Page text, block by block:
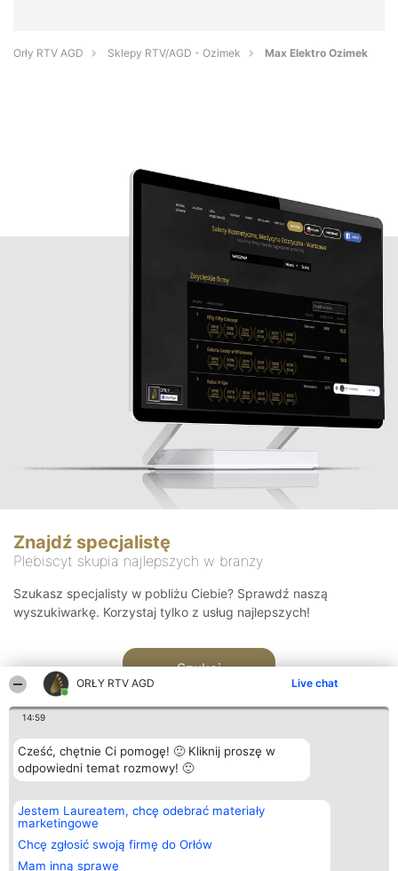
ORŁY RTV AGD Live chat
14:59
Cześć, chętnie Ci pomogę! 🙂 Kliknij proszę w
odpowiedni temat rozmowy! 🙂
Jestem Laureatem, chcę odebrać materiały
marketingowe
Chcę zgłosić swoją firmę do Orłów
Mam inną sprawę
Orły RTV AGD Sklepy RTV/AGD - Ozimek Max Elektro Ozimek
Znajdź specjalistę
Plebiscyt skupia najlepszych w branży
Szukasz specjalisty w pobliżu Ciebie? Sprawdź naszą
wyszukiwarkę. Korzystaj tylko z usług najlepszych!
Szukaj
Organizator plebiscytu
Bright Side Solutions sp. z o.
o. sp. k.
ul. Ruska 22
Wrocław 50-079
KRS 0000749100 | Regon
Plebiscyt
Laureaci
wszystkich
Laureatów
Kontakt
Kontakt